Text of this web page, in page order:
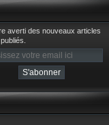
averti des nouveaux articles
publiés.